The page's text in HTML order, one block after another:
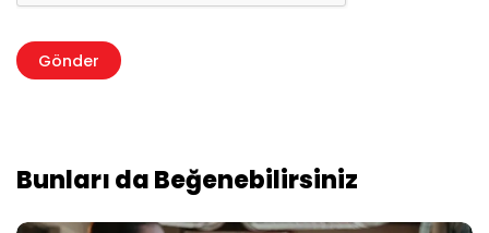
Bunları da Beğenebilirsiniz